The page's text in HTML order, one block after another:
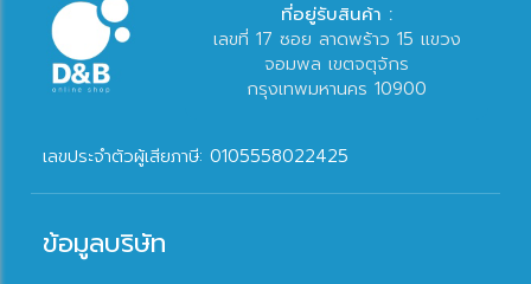
ที่อยู่รับสินค้า :
เลขที่ 17 ซอย ลาดพร้าว 15 แขวง
จอมพล เขตจตุจักร
กรุงเทพมหานคร 10900
เลขประจำตัวผู้เสียภาษี: 0105558022425
ข้อมูลบริษัท